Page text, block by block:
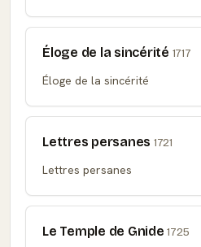
Éloge de la sincérité 1717
Éloge de la sincérité
Lettres persanes 1721
Lettres persanes
Le Temple de Gnide1725